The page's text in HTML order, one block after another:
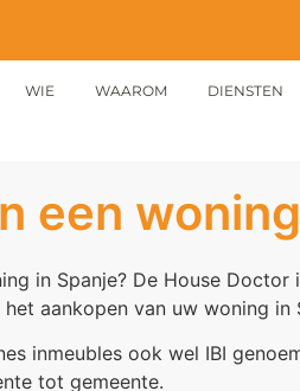
WIE WAAROM DIENSTEN
een
in Spanje? De House
aankopen van uw woning in
inmeubles ook wel IBI
tot gemeente.